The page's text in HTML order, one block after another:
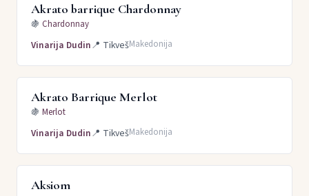
Akrato barrique Chardonnay
🍇 Chardonnay
Vinarija Dudin📍 TikvešMakedonija
Akrato Barrique Merlot
🍇 Merlot
Vinarija Dudin📍 TikvešMakedonija
Aksiom